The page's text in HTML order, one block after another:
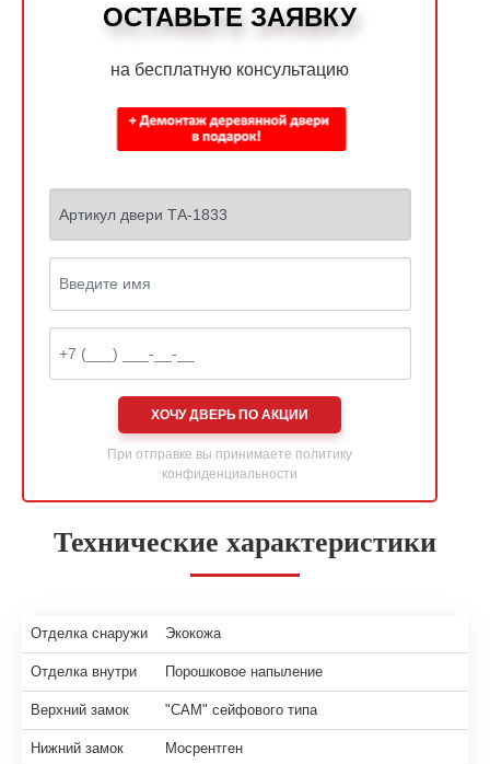
ОСТАВЬТЕ ЗАЯВКУ
на бесплатную консультацию
ХОЧУ ДВЕРЬ ПО АКЦИИ
При отправке вы принимаете политику
конфиденциальности
Технические характеристики
Отделка снаружи Экокожа
Отделка внутри Порошковое напыление
Верхний замок "САМ" сейфового типа
Нижний замок Мосрентген